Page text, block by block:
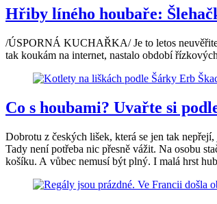
Hřiby líného houbaře:
/ÚSPORNÁ KUCHAŘKA/ Je to letos
tak koukám na internet, nastalo období
Co s houbami? Uvařte si
Dobrotu z českých lišek, která se jen tak
Tady není potřeba nic přesně vážit. Na osobu
košíku. A vůbec nemusí být plný. I malá hrst